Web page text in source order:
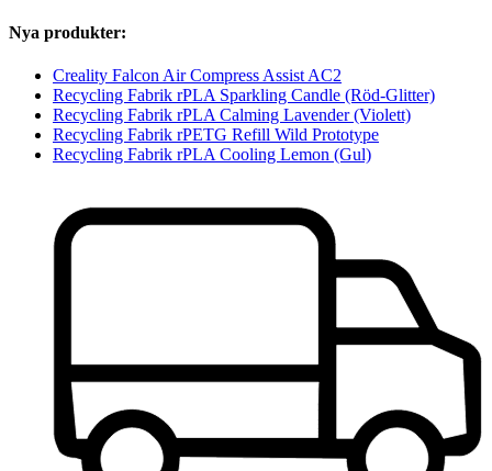
Nya produkter:
Creality Falcon Air Compress Assist AC2
Recycling Fabrik rPLA Sparkling Candle (Röd-Glitter)
Recycling Fabrik rPLA Calming Lavender (Violett)
Recycling Fabrik rPETG Refill Wild Prototype
Recycling Fabrik rPLA Cooling Lemon (Gul)